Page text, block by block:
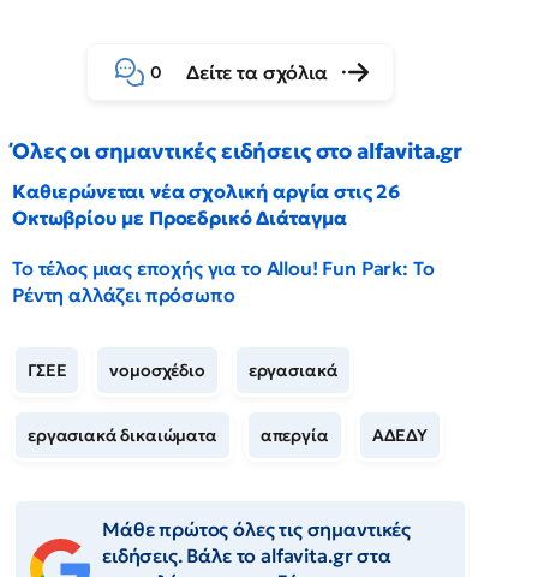
0 Δείτε τα σχόλια
Όλες οι σημαντικές ειδήσεις στο alfavita.gr
Καθιερώνεται νέα σχολική αργία στις 26
Οκτωβρίου με Προεδρικό Διάταγμα
Το τέλος μιας εποχής για το Allou! Fun Park: Το
Ρέντη αλλάζει πρόσωπο
ΓΣΕΕ νομοσχέδιο εργασιακά
εργασιακά δικαιώματα απεργία ΑΔΕΔΥ
Μάθε πρώτος όλες τις σημαντικές
ειδήσεις. Βάλε το alfavita.gr στα